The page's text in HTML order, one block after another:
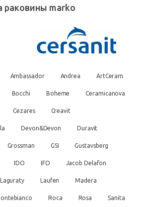
раковины marko
Ambassador Andrea ArtCeram
Bocchi Boheme Ceramicanova
Cezares Creavit
Devon&Devon Duravit
Grossman GSI Gustavsberg
IDO IFO Jacob Delafon
Laguraty Laufen Madera
Roca Rosa Sanita